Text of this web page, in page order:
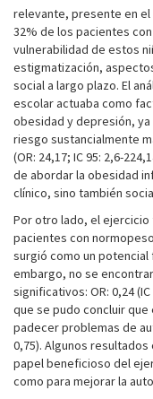
relevante, presente en
32% de los pacientes
vulnerabilidad de estos
estigmatización,
social a largo plazo. El
escolar actuaba como
obesidad y depresión,
riesgo sustancialmente
(OR: 24,17; IC 95: 2,6-
de abordar la obesidad
clínico, sino también
Por otro lado, el
pacientes con
surgió como un potencial
embargo, no se
significativos: OR: 0,24 (IC
que se pudo concluir
padecer problemas de
0,75). Algunos
papel beneficioso del
como para mejorar la